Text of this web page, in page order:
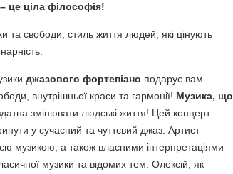
це ціла філософія!
та свободи, стиль життя людей, які цінують
джазового фортепіано подарує вам
внутрішньої краси та гармонії! Музика, що
змінювати людські життя! Цей концерт –
у сучасний та чуттєвий джаз. Артист
музикою, а також власними інтерпретаціями
музики та відомих тем. Олексій, як